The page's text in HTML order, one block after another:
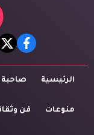
الرئيسية صاحبة
منوعات فن